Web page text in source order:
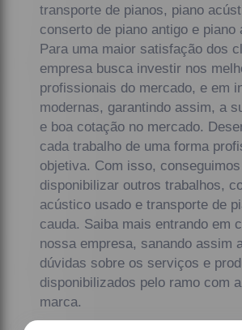
transporte de pianos, piano
conserto de piano antigo e piano
Para uma maior satisfação dos
empresa busca investir nos
profissionais do mercado, e em
modernas, garantindo assim, a
e boa cotação no mercado.
cada trabalho de uma forma
objetiva. Com isso, conseguimos
disponibilizar outros trabalhos,
acústico usado e transporte de
cauda. Saiba mais entrando em
nossa empresa, sanando assim
dúvidas sobre os serviços e
disponibilizados pelo ramo com
marca.